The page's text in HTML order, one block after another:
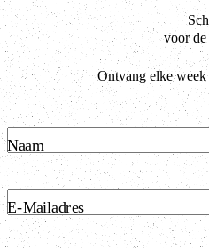
voor
Ontvang elke
Naam
E-Mailadres